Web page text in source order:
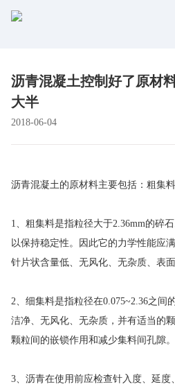
沥青混凝土控制好了原材
大半
2018-06-04
沥青混凝土的原材料主要包括：粗集
1、粗集料是指粒径大于2.36mm的碎
以保持稳定性。因此它的力学性能应
针片状含量低、无风化、无杂质、表
2、细集料是指粒径在0.075~2.36之间
洁净、无风化、无杂质，并有适当的
颗粒间的嵌锁作用和减少集料间孔隙。
3、沥青在使用前应检查针入度、延